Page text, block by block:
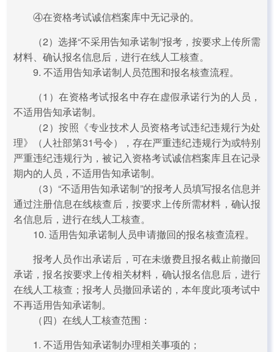
④在资格考试诚信档案库中无记录的。
（2）选择“不采用告知承诺制”报考，按要求上传所需
材料、确认报名信息后，进行在线人工核查。
9. 不适用告知承诺制人员范围和报名核查流程。
（1）在资格考试报名中存在虚假承诺行为的人员，
不适用告知承诺制。
（2）按照《专业技术人员资格考试违纪违规行为处
理》（人社部第31号令），存在严重违纪违规行为或特别
严重违纪违规行为，被记入资格考试诚信档案库且在记录
期内的人员，不适用告知承诺制。
（3）“不适用告知承诺制”的报考人员填写报名信息并
通过注册信息在线核查后，按要求上传所需材料，确认报
名信息后，进行在线人工核查。
10. 适用告知承诺制人员申请撤回的报名核查流程。
报考人员作出承诺后，可在未缴费且报名截止前撤回
承诺，报名按要求上传相关材料，确认报名信息后，进行
在线人工核查；报考人员撤回承诺的，本年度此项考试中
不再适用告知承诺制。
（四）在线人工核查范围：
1. 不适用告知承诺制办理相关事项的；